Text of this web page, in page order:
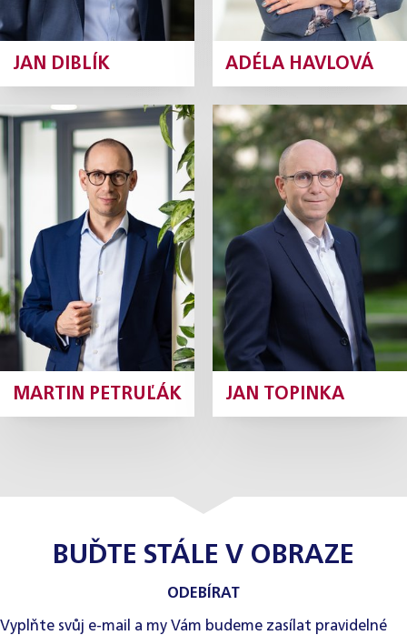
JAN DIBLÍK ADÉLA HAVLOVÁ
MARTIN PETRUĽÁK
Martin
Petruľák
Of Counsel
Profil
JAN TOPINKA
Jan Topinka
Of Counsel
Profil
BUĎTE STÁLE V OBRAZE
ODEBÍRAT
Vyplňte svůj e-mail a my Vám budeme zasílat pravidelné